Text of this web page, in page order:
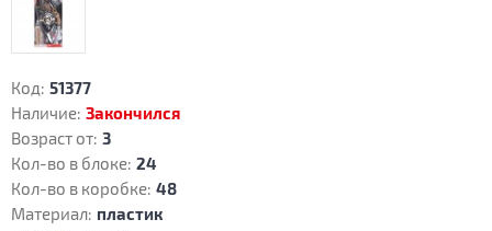
Код: 51377
Наличие: Закончился
Возраст от: 3
Кол-во в блоке: 24
Кол-во в коробке: 48
Материал: пластик